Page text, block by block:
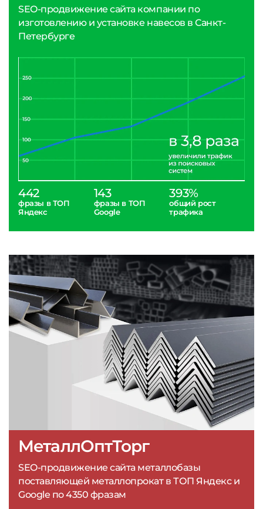
МеталлОптТорг
SEO-продвижение сайта металлобазы
поставляющей металлопрокат в ТОП Яндекс и
Google по 4350 фразам
SEO-продвижение сайта компании по
изготовлению и установке навесов в Санкт-
Петербурге
442
фразы в ТОП
Яндекс
143
фразы в ТОП
Google
393%
общий рост
трафика